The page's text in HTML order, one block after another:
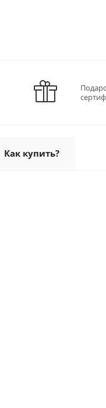
Как купить?